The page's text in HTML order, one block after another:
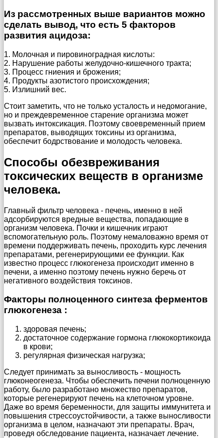
Из рассмотренных выше вариантов можно
сделать вывод, что есть 5 факторов
развития ацидоза:
1. Молочная и пировиноградная кислоты:
2. Нарушение работы желудочно-кишечного тракта;
3. Процесс гниения и брожения;
4. Продукты азотистого происхождения;
5. Излишний вес.
Стоит заметить, что не только усталость и недомогание,
но и преждевременное старение организма может
вызвать интоксикация. Поэтому своевременный прием
препаратов, выводящих токсины из организма,
обеспечит бодрствование и молодость человека.
Способы обезвреживания
токсических веществ в организме
человека.
Главный фильтр человека - печень, именно в ней
адсорбируются вредные вещества, попадающие в
организм человека. Почки и кишечник играют
вспомогательную роль. Поэтому немаловажно время от
времени поддерживать печень, проходить курс лечения
препаратами, регенерирующими ее функции. Как
известно процесс глюкогенеза происходит именно в
печени, а именно поэтому печень нужно беречь от
негативного воздействия токсинов.
Факторы полноценного синтеза ферментов
глюкогенеза :
здоровая печень;
достаточное содержание гормона глюкокортикоида
в крови;
регулярная физическая нагрузка;
Следует принимать за выносливость - мощность
глюконеогенеза. Чтобы обеспечить печени полноценную
работу, было разработано множество препаратов,
которые регенерируют печень на клеточном уровне.
Даже во время беременности, для защиты иммунитета и
повышения стрессоустойчивости, а также выносливости
организма в целом, назначают эти препараты. Врач,
проведя обследование пациента, назначает лечение.